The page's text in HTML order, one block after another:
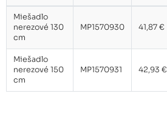
Miešadlo
nerezové 130
cm
MP1570930 41,87 €
Miešadlo
nerezové 150
cm
MP1570931 42,93 €